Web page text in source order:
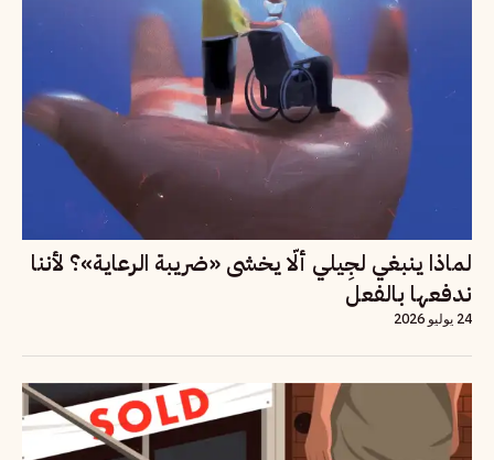
لماذا ينبغي لجِيلي ألّا يخشى «ضريبة الرعاية»؟ لأننا
ندفعها بالفعل
24 يوليو 2026